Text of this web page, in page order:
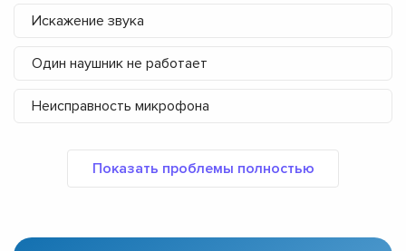
Искажение звука
Один наушник не работает
Неисправность микрофона